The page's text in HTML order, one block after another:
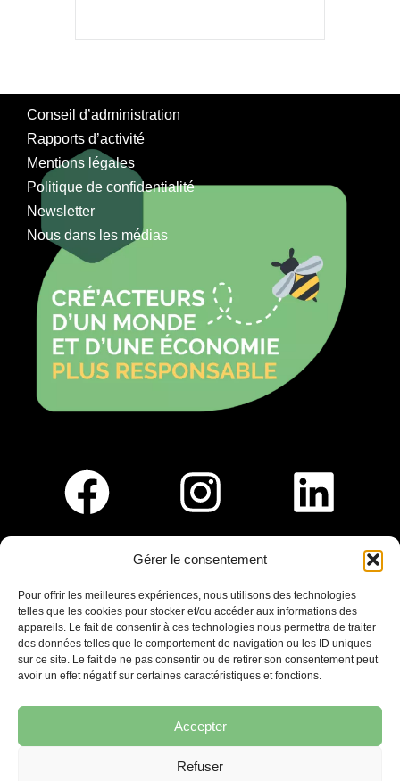
Gérer le consentement
Pour offrir les meilleures expériences, nous utilisons des technologies
telles que les cookies pour stocker et/ou accéder aux informations des
appareils. Le fait de consentir à ces technologies nous permettra de traiter
des données telles que le comportement de navigation ou les ID uniques
sur ce site. Le fait de ne pas consentir ou de retirer son consentement peut
avoir un effet négatif sur certaines caractéristiques et fonctions.
Accepter
Refuser
Conseil d’administration
Rapports d’activité
Mentions légales
Politique de confidentialité
Newsletter
Nous dans les médias
Saint-Germain-En-Laye
Ligne R2-Nord
Tramway T13
20mins à pied du RER A